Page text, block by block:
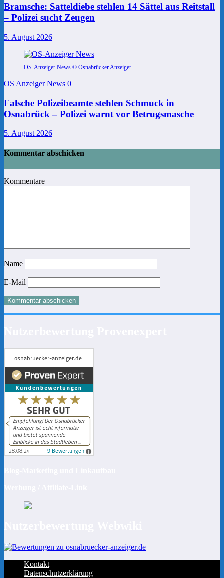
Bramsche: Satteldiebe stehlen 14 Sättel aus Reitstall
– Polizei sucht Zeugen
5. August 2026
OS-Anzeiger News © Osnabrücker Anzeiger
OS Anzeiger News 0
Falsche Polizeibeamte stehlen Schmuck in
Osnabrück – Polizei warnt vor Betrugsmasche
5. August 2026
Kommentar abschicken
Kommentare
Name
E-Mail
Kontakt
Datenschutzerklärung